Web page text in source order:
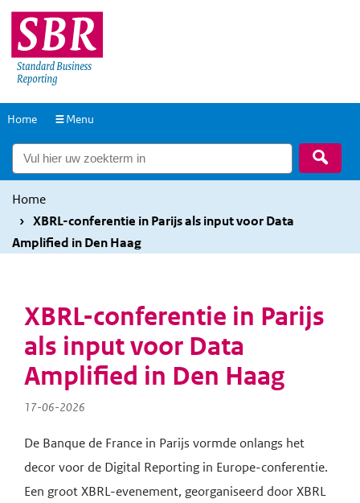
Overslaan
en
naar
inhoud
Overslaan
en
naar
hoofdnavigatie
Naar
homepage
Home Menu
Home
XBRL-conferentie in Parijs als input voor Data
Amplified in Den Haag
XBRL-conferentie in Parijs
als input voor Data
Amplified in Den Haag
17-06-2026
De Banque de France in Parijs vormde onlangs het
decor voor de Digital Reporting in Europe-conferentie.
Een groot XBRL-evenement, georganiseerd door XBRL